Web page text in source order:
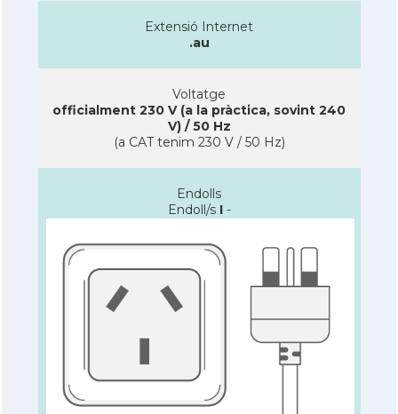
Extensió Internet
.au
Voltatge
officialment 230 V (a la pràctica, sovint 240
V) / 50 Hz
(a CAT tenim 230 V / 50 Hz)
Endolls
Endoll/s I-